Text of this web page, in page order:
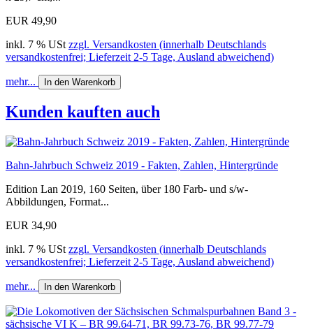
EUR 49,90
inkl. 7 % USt zzgl. Versandkosten (innerhalb Deutschlands
versandkostenfrei; Lieferzeit 2-5 Tage, Ausland abweichend)
mehr... In den Warenkorb
Kunden kauften auch
Bahn-Jahrbuch Schweiz 2019 - Fakten, Zahlen, Hintergründe
Edition Lan 2019, 160 Seiten, über 180 Farb- und s/w-
Abbildungen, Format...
EUR 34,90
inkl. 7 % USt zzgl. Versandkosten (innerhalb Deutschlands
versandkostenfrei; Lieferzeit 2-5 Tage, Ausland abweichend)
mehr... In den Warenkorb